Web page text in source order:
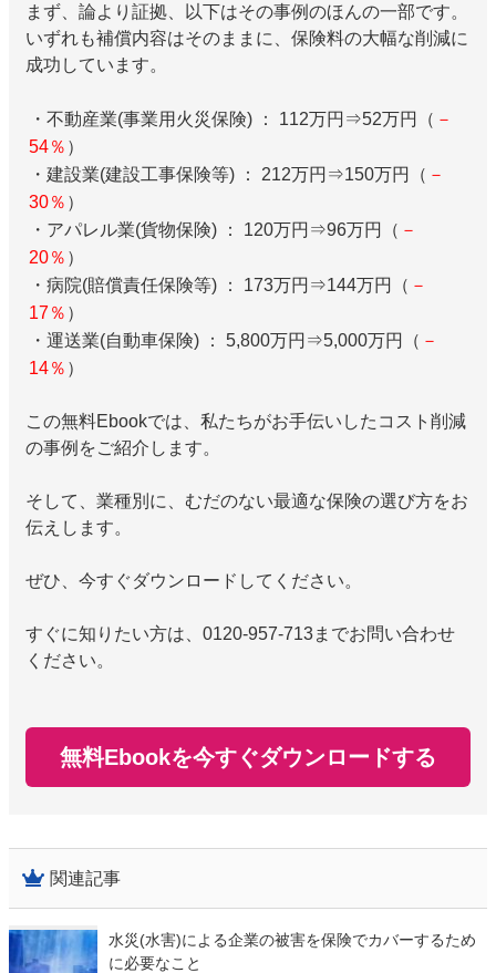
まず、論より証拠、以下はその事例のほんの一部です。
いずれも補償内容はそのままに、保険料の大幅な削減に
成功しています。
・不動産業(事業用火災保険) ： 112万円⇒52万円（ －
54％ ）
・建設業(建設工事保険等) ： 212万円⇒150万円（ －
30％ ）
・アパレル業(貨物保険) ： 120万円⇒96万円（ －
20％ ）
・病院(賠償責任保険等) ： 173万円⇒144万円（ －
17％ ）
・運送業(自動車保険) ： 5,800万円⇒5,000万円（ －
14％ ）
この無料Ebookでは、私たちがお手伝いしたコスト削減
の事例をご紹介します。
そして、業種別に、むだのない最適な保険の選び方をお
伝えします。
ぜひ、今すぐダウンロードしてください。
すぐに知りたい方は、0120-957-713までお問い合わせ
ください。
無料Ebookを今すぐダウンロードする
関連記事
水災(水害)による企業の被害を保険でカバーするため
に必要なこと